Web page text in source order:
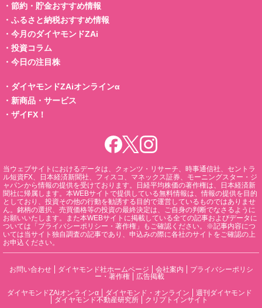
・ 節約・貯金おすすめ情報
・ ふるさと納税おすすめ情報
・ 今月のダイヤモンドZAi
・ 投資コラム
・ 今日の注目株
・ ダイヤモンドZAiオンラインα
・ 新商品・サービス
・ ザイFX！
当ウェブサイトにおけるデータは、クォンツ・リサーチ、時事通信社、セントラ
ル短資FX、日本経済新聞社、フィスコ、マネックス証券、モーニングスター・ジ
ャパンから情報の提供を受けております。日経平均株価の著作権は、日本経済新
聞社に帰属します。本WEBサイトで提供している無料情報は、情報の提供を目的
としており、投資その他の行動を勧誘する目的で運営しているものではありませ
ん。銘柄の選択、売買価格等の投資の最終決定は、ご自身の判断でなさるように
お願いいたします。また本WEBサイトに掲載している全ての記事およびデータに
ついては「プライバシーポリシー・著作権」もご確認ください。※記事内容につ
いては当サイト独自調査の記事であり、申込みの際に各社のサイトをご確認の上
お申込ください。
お問い合わせ ダイヤモンド社ホームページ 会社案内
プライバシーポリシ
ー・著作権
広告掲載
ダイヤモンドZAiオンラインα
ダイヤモンド・オンライン
週刊ダイヤモンド
ダイヤモンド不動産研究所
クリプトインサイト